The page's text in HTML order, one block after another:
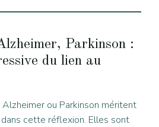
Parkinson :
du lien au
ou Parkinson méritent
cette réflexion. Elles sont